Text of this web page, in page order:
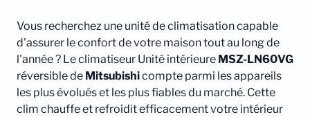
Vous recherchez une unité de climatisation capable
d'assurer le confort de votre maison tout au long de
l'année ? Le climatiseur Unité intérieure MSZ-LN60VG
réversible de Mitsubishicompte parmi les appareils
les plus évolués et les plus fiables du marché. Cette
clim chauffe et refroidit efficacement votre intérieur